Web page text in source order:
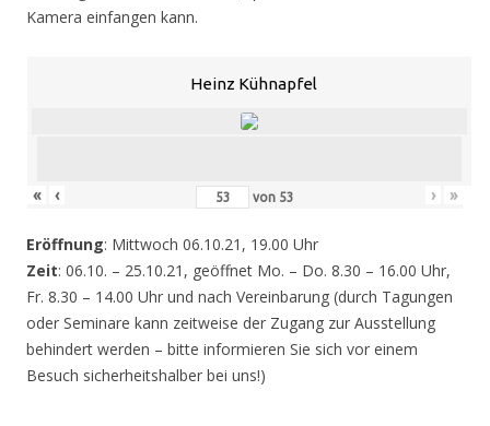
Kamera einfangen kann.
Heinz Kühnapfel
« ‹ von 53 › »
Eröffnung: Mittwoch 06.10.21, 19.00 Uhr
Zeit: 06.10. – 25.10.21, geöffnet Mo. – Do. 8.30 – 16.00 Uhr,
Fr. 8.30 – 14.00 Uhr und nach Vereinbarung (durch Tagungen
oder Seminare kann zeitweise der Zugang zur Ausstellung
behindert werden – bitte informieren Sie sich vor einem
Besuch sicherheitshalber bei uns!)